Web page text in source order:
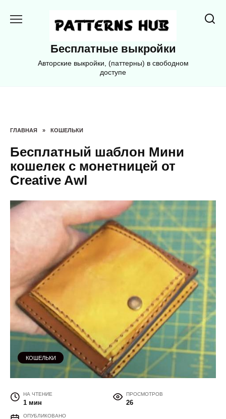
Бесплатные выкройки
Авторские выкройки, (паттерны) в свободном
доступе
ГЛАВНАЯ » КОШЕЛЬКИ
Бесплатный шаблон Мини
кошелек с монетницей от
Creative Awl
КОШЕЛЬКИ
НА ЧТЕНИЕ
1 мин
ПРОСМОТРОВ
26
ОПУБЛИКОВАНО